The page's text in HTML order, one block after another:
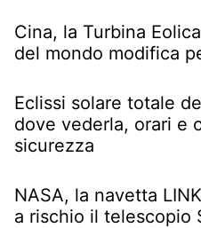
Cina, la Turbina
del mondo modifica
Eclissi solare totale
dove vederla, orari e
sicurezza
NASA, la navetta
a rischio il telescopio